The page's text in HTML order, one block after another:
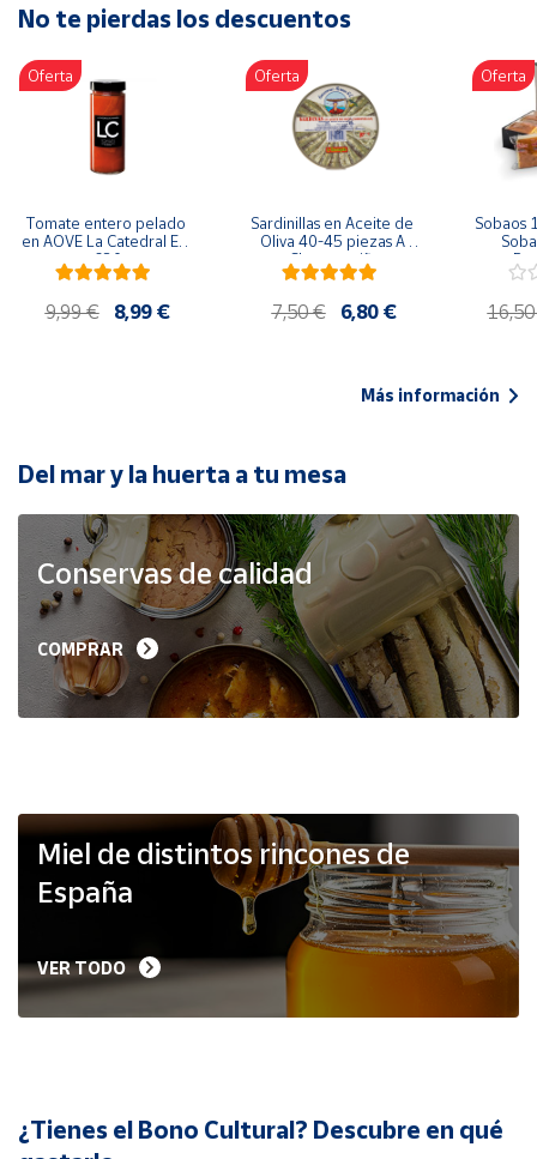
Artesanía
Oficina y
Papelería
Para Canarias,
Ceuta y Melilla
populares
Bono
Cultural
de Correos
Market
Productos
Solidarios
Ayuda
Vendedores
Mapa de
Hazte
vendedor
Cuenta
No te pierdas los descuentos
Oferta
Tomate entero pelado
en AOVE La Catedral ER-
630
9,99 € 8,99 €
Oferta
Sardinillas en Aceite de
Oliva 40-45 piezas A
Churrusquiña
7,50 € 6,80 €
Oferta
Sobaos
Más información
Del mar y la huerta a tu mesa
Conservas de calidad
COMPRAR
Miel de distintos rincones de
España
VER TODO
¿Tienes el Bono Cultural? Descubre en qué